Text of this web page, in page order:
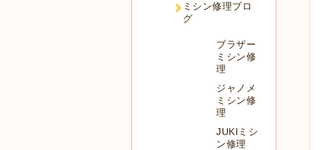
ミシン修理ブロ
グ
ブラザー
ミシン修
理
ジャノメ
ミシン修
理
JUKIミシ
ン修理